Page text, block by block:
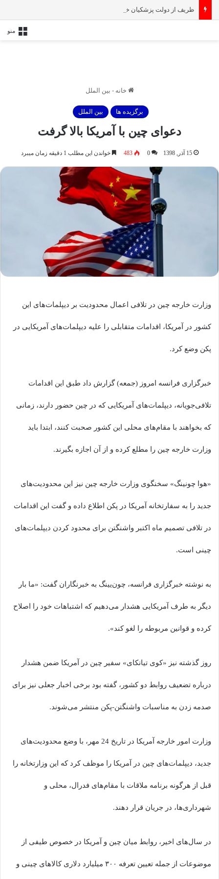
ظریف از دولت پزشکیان خداحافظی کرد
منو
خانه - بین الملل
برگزیده ها بین الملل
دعوای چین با آمریکا بالا گرفت
15 آذر, 1398 0
483 خواندن این مطلب 1 دقیقه زمان میبرد
وزارت خارجه چین در تلافی اعمال محدودیت بر دیپلمات‌های این
کشور در آمریکا، اقدامات متقابلی را علیه دیپلمات‌های آمریکایی در
پکن وضع کرد.
خبرگزاری فرانسه امروز (جمعه) گزارش داد طبق این اقدامات
تلافی‌جویانه، دیپلمات‌های آمریکایی که در چین حضور دارند، زمانی
که بخواهند با مقام‌های محلی این کشور صحبت کنند، ابتدا باید
وزارت خارجه چین را مطلع کرده و از آن اجازه بگیرند.
«هوا چونینگ» سخنگوی وزارت خارجه چین نیز این محدودیت‌های
جدید را به سفارتخانه آمریکا در پکن اطلاع داده و گفت این اقدامات
در تلافی تصمیم ماه اکتبر واشنگتن برای محدود کردن دیپلمات‌های
چینی است.
به نوشته خبرگزاری فرانسه، چون‌‌یینگ به خبرنگاران گفت: «ما بار
دیگر به طرف آمریکایی هشدار می‌دهیم که اشتباهات خود را اصلاح
کرده و قوانین مربوطه را لغو کند».
روز گذشته نیز «کوی تیانکای» سفیر چین در آمریکا ضمن هشدار
درباره تضعیف روابط دو کشور، گفته بود برخی اخبار جعلی نیز برای
صدمه زدن به مناسبات واشنگتن-پکن منتشر می‌شوند.
وزارت امور خارجه آمریکا در تاریخ 24 مهر، با وضع محدودیت‌های
جدید، دیپلمات‌های چین در آمریکا را موظف کرد که این وزارتخانه را
قبل از هرگونه برنامه ملاقات با مقام‌های فدرال، محلی و
شهرداری‌ها، در جریان قرار دهند.
در سال‌های اخیر، روابط میان چین و آمریکا در خصوص طیفی از
موضوعات از جمله تعیین تعرفه ۳۰۰ میلیارد دلاری کالاهای چینی و